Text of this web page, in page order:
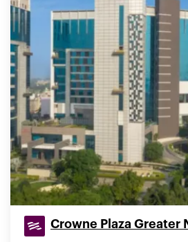
Crowne Plaza Greater